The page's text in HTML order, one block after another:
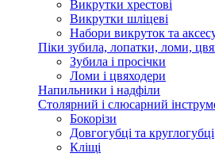
Викрутки хрестові
Викрутки шліцеві
Набори викруток та
Піки зубила, лопатки, ломи,
Зубила і просічки
Ломи і цвяходери
Напильники і надфіли
Столярний і слюсарний
Бокорізи
Довгогубці та круглогубці
Кліщі